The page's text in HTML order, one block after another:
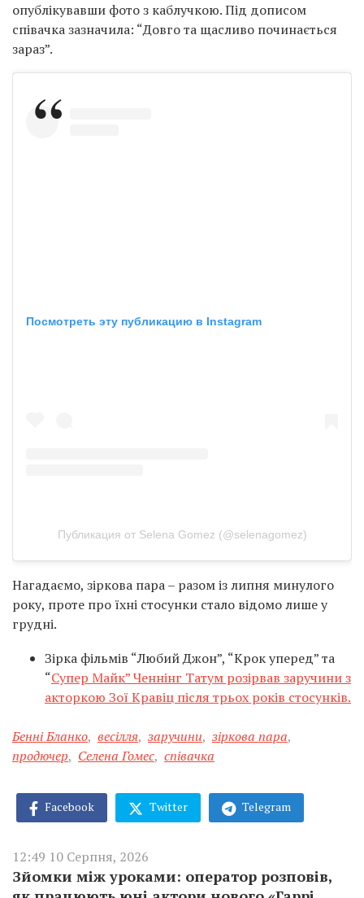
опублікувавши фото з каблучкою. Під дописом
співачка зазначила: “Довго та щасливо починається
зараз”.
Посмотреть эту публикацию в Instagram
Публикация от Selena Gomez (@selenagomez)
Нагадаємо, зіркова пара – разом із липня минулого
року, проте про їхні стосунки стало відомо лише у
грудні.
Зірка фільмів “Любий Джон”, “Крок уперед” та
“Супер Майк” Ченнінг Татум розірвав заручини з
акторкою Зої Кравіц після трьох років стосунків.
Бенні Бланко, весілля, заручини, зіркова пара,
продючер, Селена Гомес, співачка
Facebook Twitter Telegram
12:49 10 Серпня, 2026
Зйомки між уроками: оператор розповів,